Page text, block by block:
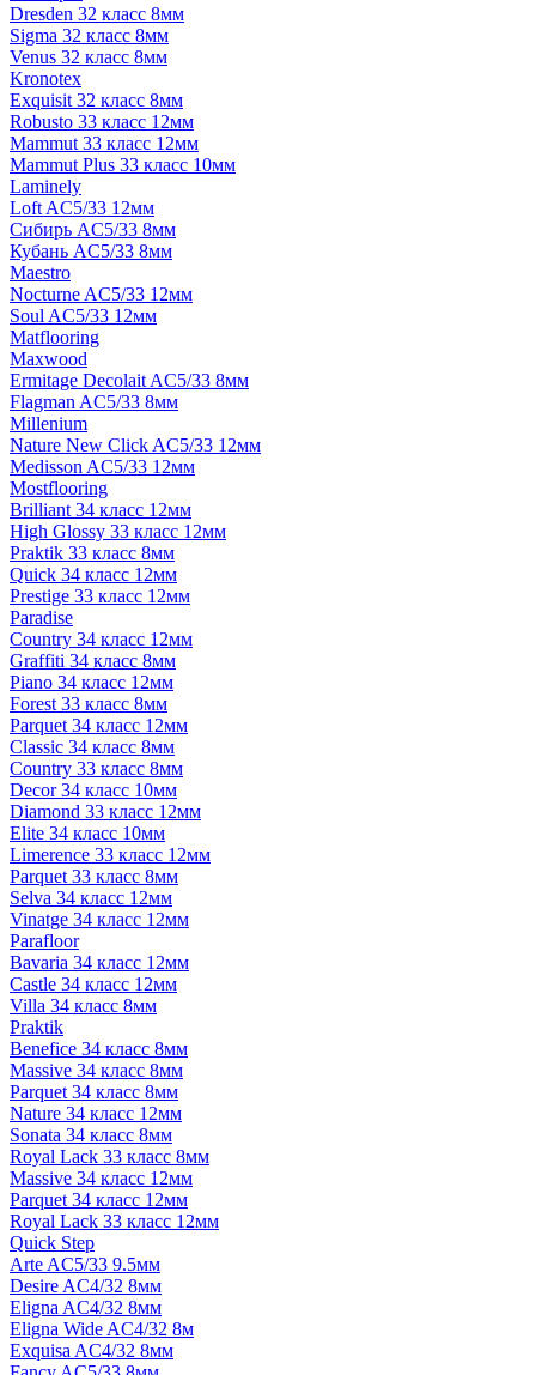
Dresden 32 класс 8мм
Sigma 32 класс 8мм
Venus 32 класс 8мм
Kronotex
Exquisit 32 класс 8мм
Robusto 33 класс 12мм
Mammut 33 класс 12мм
Mammut Plus 33 класс 10мм
Laminely
Loft AC5/33 12мм
Сибирь AC5/33 8мм
Кубань AC5/33 8мм
Maestro
Nocturne AC5/33 12мм
Soul AC5/33 12мм
Matflooring
Maxwood
Ermitage Decolait AC5/33 8мм
Flagman AC5/33 8мм
Millenium
Nature New Click AC5/33 12мм
Medisson AC5/33 12мм
Mostflooring
Brilliant 34 класс 12мм
High Glossy 33 класс 12мм
Praktik 33 класс 8мм
Quick 34 класс 12мм
Prestige 33 класс 12мм
Paradise
Country 34 класс 12мм
Graffiti 34 класс 8мм
Piano 34 класс 12мм
Forest 33 класс 8мм
Parquet 34 класс 12мм
Classic 34 класс 8мм
Country 33 класс 8мм
Decor 34 класс 10мм
Diamond 33 класс 12мм
Elite 34 класс 10мм
Limerence 33 класс 12мм
Parquet 33 класс 8мм
Selva 34 класс 12мм
Vinatge 34 класс 12мм
Parafloor
Bavaria 34 класс 12мм
Castle 34 класс 12мм
Villa 34 класс 8мм
Praktik
Benefice 34 класс 8мм
Massive 34 класс 8мм
Parquet 34 класс 8мм
Nature 34 класс 12мм
Sonata 34 класс 8мм
Royal Lack 33 класс 8мм
Massive 34 класс 12мм
Parquet 34 класс 12мм
Royal Lack 33 класс 12мм
Quick Step
Arte AC5/33 9.5мм
Desire AC4/32 8мм
Eligna AC4/32 8мм
Eligna Wide AC4/32 8м
Exquisa AC4/32 8мм